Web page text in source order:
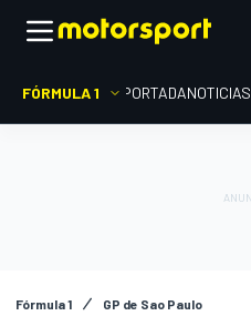
FÓRMULA 1 PORTADANOTICIAS
Fórmula 1 GP de Sao Paulo